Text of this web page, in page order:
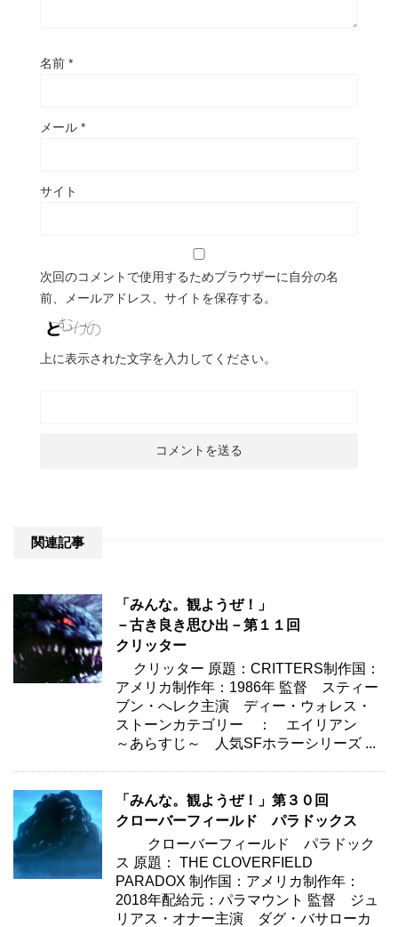
名前 *
メール *
サイト
次回のコメントで使用するためブラウザーに自分の名
前、メールアドレス、サイトを保存する。
上に表示された文字を入力してください。
関連記事
「みんな。観ようぜ！」
－古き良き思ひ出－第１１回
クリッター
クリッター 原題：CRITTERS制作国：
アメリカ制作年：1986年 監督 スティー
ブン・へレク主演 ディー・ウォレス・
ストーンカテゴリー ： エイリアン
～あらすじ～ 人気SFホラーシリーズ ...
「みんな。観ようぜ！」第３０回
クローバーフィールド パラドックス
クローバーフィールド パラドック
ス 原題： THE CLOVERFIELD
PARADOX 制作国：アメリカ制作年：
2018年配給元：パラマウント 監督 ジュ
リアス・オナー主演 ダグ・バサローカ